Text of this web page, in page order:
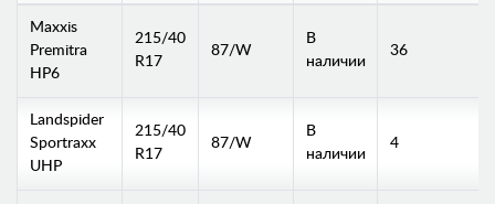
Maxxis
Premitra
HP6
215/40
R17
87/W
В
наличии
36
Landspider
Sportraxx
UHP
215/40
R17
87/W
В
наличии
4